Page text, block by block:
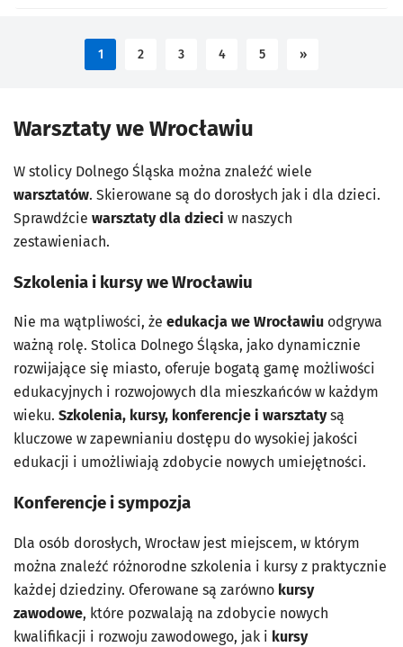
1 2 3 4 5 »
Warsztaty we Wrocławiu
W stolicy Dolnego Śląska można znaleźć wiele
warsztatów. Skierowane są do dorosłych jak i dla dzieci.
Sprawdźcie warsztaty dla dzieci w naszych
zestawieniach.
Szkolenia i kursy we Wrocławiu
Nie ma wątpliwości, że edukacja we Wrocławiu odgrywa
ważną rolę. Stolica Dolnego Śląska, jako dynamicznie
rozwijające się miasto, oferuje bogatą gamę możliwości
edukacyjnych i rozwojowych dla mieszkańców w każdym
wieku. Szkolenia, kursy, konferencje i warsztatysą
kluczowe w zapewnianiu dostępu do wysokiej jakości
edukacji i umożliwiają zdobycie nowych umiejętności.
Konferencje i sympozja
Dla osób dorosłych, Wrocław jest miejscem, w którym
można znaleźć różnorodne szkolenia i kursy z praktycznie
każdej dziedziny. Oferowane są zarówno kursy
zawodowe, które pozwalają na zdobycie nowych
kwalifikacji i rozwoju zawodowego, jak i kursy